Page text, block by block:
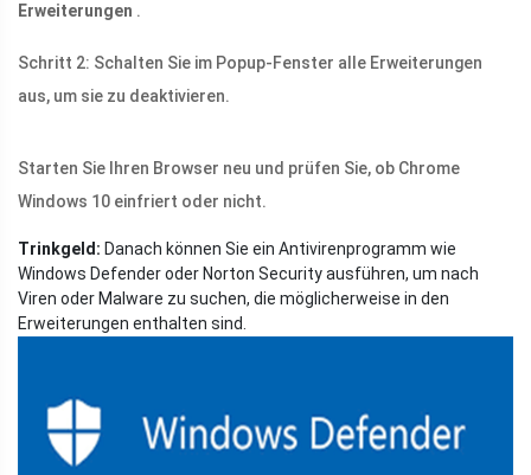
Erweiterungen .
Schritt 2: Schalten Sie im Popup-Fenster alle Erweiterungen
aus, um sie zu deaktivieren.
Starten Sie Ihren Browser neu und prüfen Sie, ob Chrome
Windows 10 einfriert oder nicht.
Trinkgeld: Danach können Sie ein Antivirenprogramm wie
Windows Defender oder Norton Security ausführen, um nach
Viren oder Malware zu suchen, die möglicherweise in den
Erweiterungen enthalten sind.